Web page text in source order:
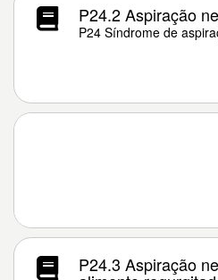
P24.2 Aspiração
P24 Síndrome de
P24.3 Aspiração